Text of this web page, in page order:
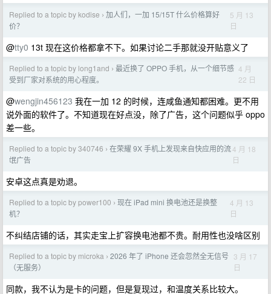
Replied to a topic by kodise › 加人们，一加 15/15T 什么价格算好
价？
5 月 13
日
@tty0 13t 现在这价格都拿不下。如果讨论二手那就没开贴意义了
Replied to a topic by long1and › 最近换了 OPPO 手机，从一个细节感
受到厂家对系统的用心程度。
4 月
22 日
@wengjin456123 我在一加 12 的时候，连咸鱼通知都困难。更不用
说外面的软件了。不知道现在好点没，除了广告，这个问题似乎 oppo
差一些。
Replied to a topic by 340746 › 在荣耀 9X 手机上发现来自快应用的流
氓广告
4 月 18
日
安卓这点真是劝退。
Replied to a topic by power100 › 现在 iPad mini 换电池还是换整
机？
4 月 13
日
不纠结店铺的话，其实走宝上扩容换电池都不贵。耐用性也没啥区别
Replied to a topic by microka › 2026 年了 iPhone 还会忽然全无信号
（无服务）
3 月 17
日
同款，我不认为是卡的问题，但是复现过，和温度关系比较大。